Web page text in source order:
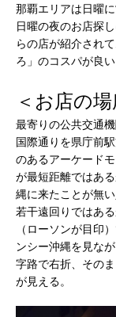
那覇エリアは日曜
日曜の夜のお店探
らの店が紹介され
ろ」のコスパが良
＜お店の
最寄りの公共交通
国際通りを県庁前
のあるアーケード
が最短距離ではあ
縄に来たことが無
若干遠回りではあ
（ローソンが目印
ンシー沖縄を見な
字路で右折、その
が見える。